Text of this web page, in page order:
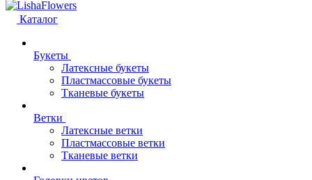
Каталог
Букеты
Латексные букеты
Пластмассовые букеты
Тканевые букеты
Ветки
Латексные ветки
Пластмассовые ветки
Тканевые ветки